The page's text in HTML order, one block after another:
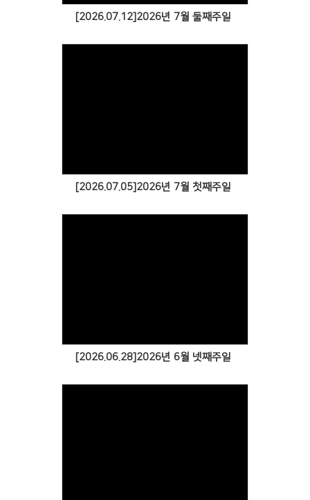
[2026.07.12]2026년 7월 둘째주일
[2026.07.05]2026년 7월 첫째주일
[2026.06.28]2026년 6월 넷째주일